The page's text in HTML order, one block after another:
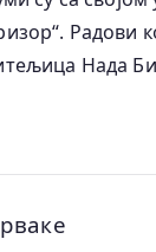
Радови
Нада